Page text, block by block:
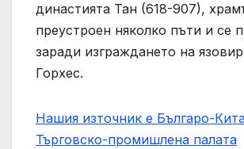
династията Тан (618-907),
преустроен няколко пъти и се
заради изграждането на
Горхес.
Нашия източник е Българо-
Търговско-промишлена палaта